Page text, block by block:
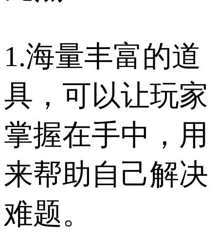
1.海量丰富的道
具，可以让玩家
掌握在手中，用
来帮助自己解决
难题。